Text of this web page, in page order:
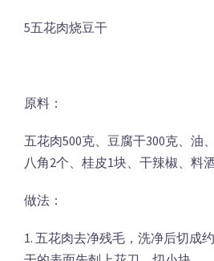
5五花肉烧豆干
原料：
五花肉500克、豆腐干300克、油
八角2个、桂皮1块、干辣椒、料
做法：
1. 五花肉去净残毛，洗净后切成